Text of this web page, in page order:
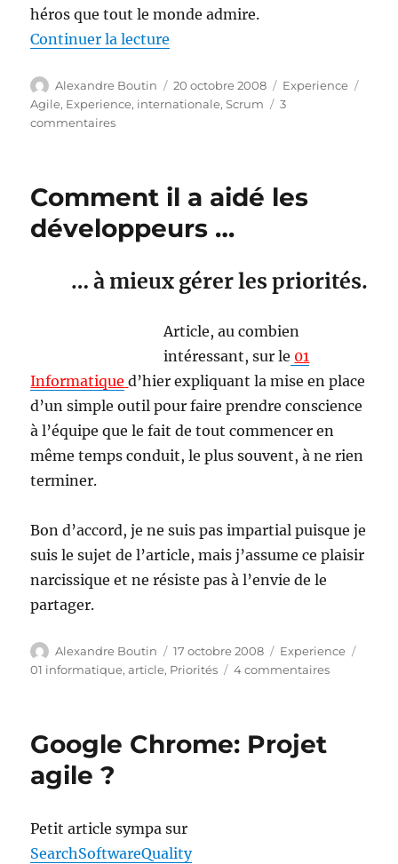
héros que tout le monde admire.
Continuer la lecture
Auteur
Alexandre Boutin
Publié
le
20 octobre 2008 Catégories
Experience
Agile, Experience, internationale,Scrum
3
commentairessur
Comment il a aidé les
développeurs …
… à mieux gérer les priorités.
Article, au combien
intéressant, sur le 01
Informatique d’hier expliquant la mise en place
d’un simple outil pour faire prendre conscience
à l’équipe que le fait de tout commencer en
même temps conduit, le plus souvent, à ne rien
terminer.
Bon d’accord, je ne suis pas impartial puisque je
suis le sujet de l’article, mais j’assume ce plaisir
narcissique et ne résiste pas à l’envie de le
partager.
Auteur
Alexandre Boutin
Publié
le
17 octobre 2008 Catégories
Experience
01 informatique,article, Priorités 4 commentairessur
Google Chrome: Projet
agile ?
Petit article sympa sur
SearchSoftwareQuality